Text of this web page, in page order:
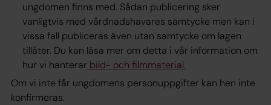
ungdomen finns med. Sådan publicering sker
vanligtvis med vårdnadshavares samtycke men kan i
vissa fall publiceras även utan samtycke om lagen
tillåter. Du kan läsa mer om detta i vår information om
hur vi hanterar bild- och filmmaterial.
Om vi inte får ungdomens personuppgifter kan hen inte
konfirmeras.